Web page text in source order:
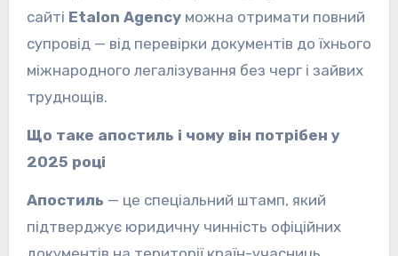
сайті Etalon Agencyможна отримати повний
супровід — від перевірки документів до їхнього
міжнародного легалізування без черг і зайвих
труднощів.
Що таке апостиль і чому він потрібен у
2025 році
Апостиль — це спеціальний штамп, який
підтверджує юридичну чинність офіційних